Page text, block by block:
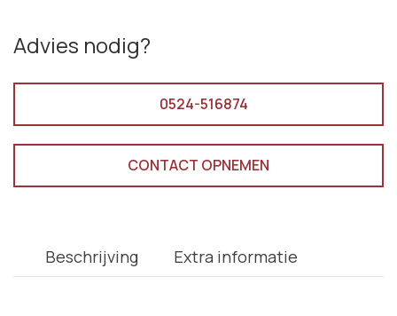
Advies nodig?
0524-516874
CONTACT OPNEMEN
Beschrijving Extra informatie